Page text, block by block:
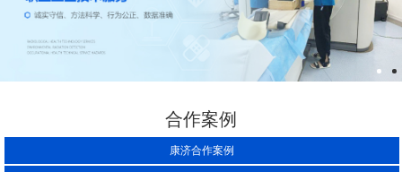
合作案例
康济合作案例